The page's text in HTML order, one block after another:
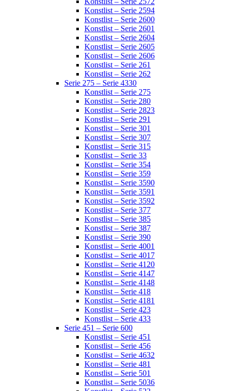
Konstlist – Serie 2594
Konstlist – Serie 2600
Konstlist – Serie 2601
Konstlist – Serie 2604
Konstlist – Serie 2605
Konstlist – Serie 2606
Konstlist – Serie 261
Konstlist – Serie 262
Serie 275 – Serie 4330
Konstlist – Serie 275
Konstlist – Serie 280
Konstlist – Serie 2823
Konstlist – Serie 291
Konstlist – Serie 301
Konstlist – Serie 307
Konstlist – Serie 315
Konstlist – Serie 33
Konstlist – Serie 354
Konstlist – Serie 359
Konstlist – Serie 3590
Konstlist – Serie 3591
Konstlist – Serie 3592
Konstlist – Serie 377
Konstlist – Serie 385
Konstlist – Serie 387
Konstlist – Serie 390
Konstlist – Serie 4001
Konstlist – Serie 4017
Konstlist – Serie 4120
Konstlist – Serie 4147
Konstlist – Serie 4148
Konstlist – Serie 418
Konstlist – Serie 4181
Konstlist – Serie 423
Konstlist – Serie 433
Serie 451 – Serie 600
Konstlist – Serie 451
Konstlist – Serie 456
Konstlist – Serie 4632
Konstlist – Serie 481
Konstlist – Serie 501
Konstlist – Serie 5036